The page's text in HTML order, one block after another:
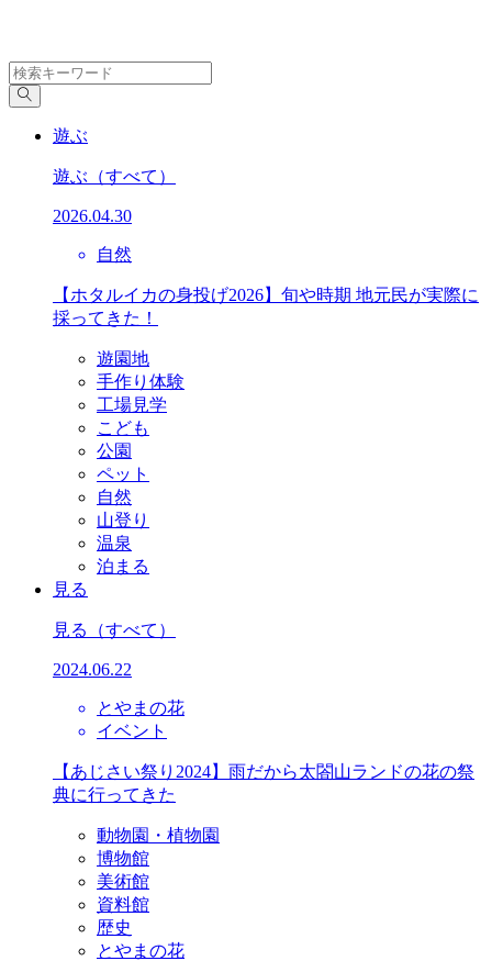
遊ぶ
遊ぶ （すべて）
2026.04.30
自然
【ホタルイカの身投げ2026】旬や時期 地元民が実際に
採ってきた！
遊園地
手作り体験
工場見学
こども
公園
ペット
自然
山登り
温泉
泊まる
見る
見る （すべて）
2024.06.22
とやまの花
イベント
【あじさい祭り2024】雨だから太閤山ランドの花の祭
典に行ってきた
動物園・植物園
博物館
美術館
資料館
歴史
とやまの花